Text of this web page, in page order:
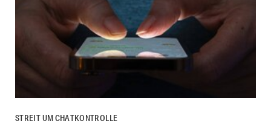
STREIT UM CHATKONTROLLE